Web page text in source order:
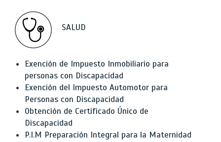
SALUD
Exención de Impuesto Inmobiliario para
personas con Discapacidad
Exención del Impuesto Automotor para
Personas con Discapacidad
Obtención de Certificado Único de
Discapacidad
P.I.M Preparación Integral para la Maternidad